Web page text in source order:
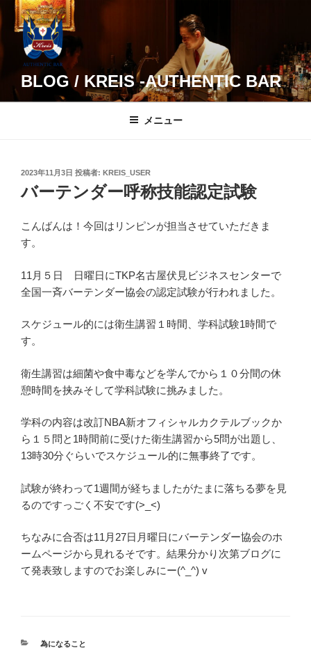
コ
BLOG / KREIS -AUTHENTIC BAR
メニュー
投
日:
2023年11月3日 投稿者: KREIS_USER
バーテンダー呼称技能認定試験
こんばんは！今回はリンピンが担当させていただきま
す。
11月５日 日曜日にTKP名古屋伏見ビジネスセンターで
全国一斉バーテンダー協会の認定試験が行われました。
スケジュール的には衛生講習１時間、学科試験1時間で
す。
衛生講習は細菌や食中毒などを学んでから１０分間の休
憩時間を挟みそして学科試験に挑みました。
学科の内容は改訂NBA新オフィシャルカクテルブックか
ら１５問と1時間前に受けた衛生講習から5問が出題し、
13時30分ぐらいでスケジュール的に無事終了です。
試験が終わって1週間が経ちましたがたまに落ちる夢を見
るのですっごく不安です(>_<)
ちなみに合否は11月27日月曜日にバーテンダー協会のホ
ームページから見れるそです。結果分かり次第ブログに
て発表致しますのでお楽しみにー(^_^) v
カ
為になること